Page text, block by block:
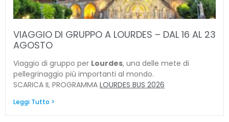
VIAGGIO DI GRUPPO A LOURDES – DAL 16 AL 23
AGOSTO
Viaggio di gruppo per Lourdes, una delle mete di
pellegrinaggio più importanti al mondo.
SCARICA IL PROGRAMMA LOURDES BUS 2026
Leggi Tutto >